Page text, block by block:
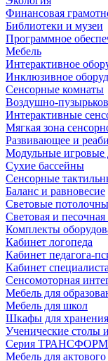
Финансовая
Библиотеки и музеи
Программное
Мебель
Интерактивное
Инклюзивное
Cенсорные комнаты
Воздушно-
Интерактивные
Мягкая зона
Развивающее и
Модульные игровые
Сухие бассейны
Сенсорные
Баланс и равновесие
Световые
Световая и песочная
Комплекты
Кабинет логопеда
Кабинет педагога-
Кабинет
Сенсомоторная
Мебель для
Мебель для школ
Шкафы для
Ученические столы
Серия
Мебель для актового